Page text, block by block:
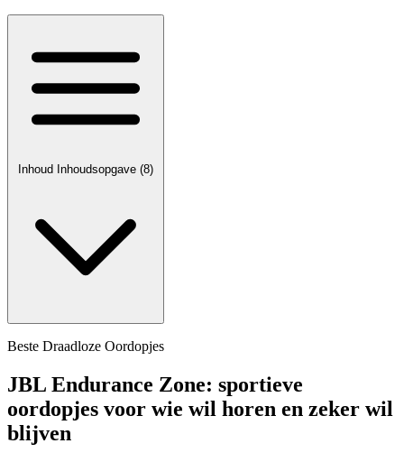
Inhoud Inhoudsopgave (8)
Beste Draadloze Oordopjes
JBL Endurance Zone: sportieve
oordopjes voor wie wil horen en zeker wil
blijven